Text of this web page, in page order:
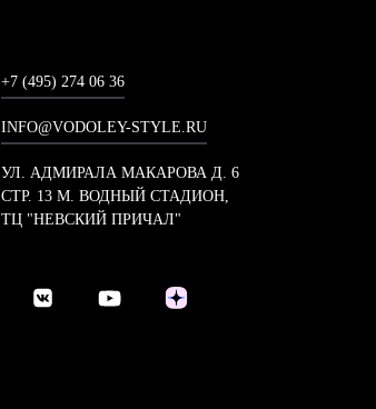
+7 (495) 274 06 36
INFO@VODOLEY-STYLE.RU
УЛ. АДМИРАЛА МАКАРОВА Д. 6
СТР. 13 М. ВОДНЫЙ СТАДИОН,
ТЦ "НЕВСКИЙ ПРИЧАЛ"